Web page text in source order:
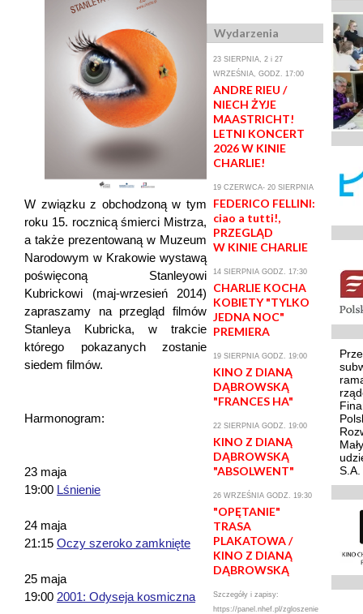
W związku z obchodzoną w tym
roku 15. rocznicą śmierci Mistrza,
a także prezentowaną w Muzeum
Narodowym w Krakowie wystawą
poświęconą Stanleyowi
Kubrickowi (maj-wrzesień 2014)
zapraszamy na przegląd filmów
Stanleya Kubricka, w trakcie
którego pokazanych zostanie
siedem filmów.
Harmonogram:
23 maja
19:00 Lśnienie
24 maja
21:15 Oczy szeroko zamknięte
25 maja
19:00 2001: Odyseja kosmiczna
Wydarzenia
23 SIERPNIA, 2 i 27
WRZEŚNIA, GODZ. 17:00
ANDRE RIEU /
NIECH ŻYJE
MAASTRICHT!
LETNI KONCERT
2026 W KINIE
CHARLIE!
19 CZERWCA- 20 SIERPNIA
FEDERICO FELLINI:
ciao a tutti!,
PRZEGLĄD
W KINIE CHARLIE
14 SIERPNIA GODZ. 17:30
CHARLIE KOCHA
KOBIETY "TYLKO
JEDNA NOC"
PREMIERA
19 SIERPNIA GODZ. 19:00
KINO Z DIANĄ
DĄBROWSKĄ
"FRANCES HA"
22 SIERPNIA GODZ. 19:00
KINO Z DIANĄ
DĄBROWSKĄ
"ABSOLWENT"
26 WRZEŚNIA GODZ. 19:30
"OPĘTANIE"
TRASA
PLAKATOWA /
KINO Z DIANĄ
DĄBROWSKĄ
Szczegóły i zapisy:
https://panel.nhef.pl/zgloszenie
S.A.